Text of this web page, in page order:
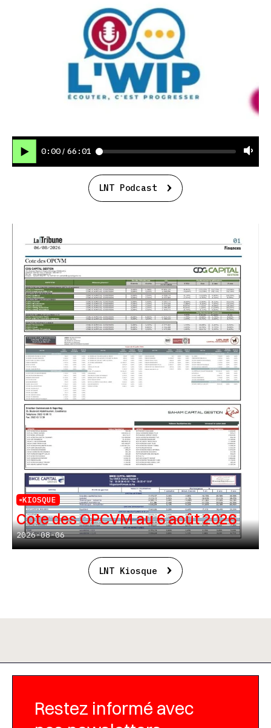
0:00 / 66:01
LNT Podcast
KIOSQUE
Cote des OPCVM au 6 août 2026
2026-08-06
LNT Kiosque
Restez informé avec